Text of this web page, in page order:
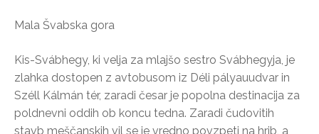
Mala Švabska gora
Kis-Svábhegy, ki velja za mlajšo sestro Svábhegyja, je
zlahka dostopen z avtobusom iz Déli pályauudvar in
Széll Kálmán tér, zaradi česar je popolna destinacija za
poldnevni oddih ob koncu tedna. Zaradi čudovitih
stavb meščanskih vil se je vredno povzpeti na hrib, a